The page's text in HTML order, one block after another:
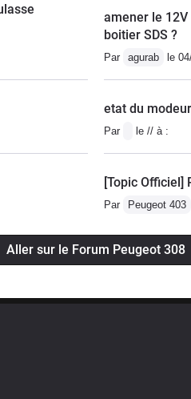
amener le
boitier SDS ?
Par agurab le
etat du
Par le // à :
[Topic Officiel]
Par Peugeot 403
Aller sur le Forum Peugeot 308